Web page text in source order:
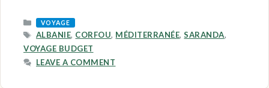
CATEGORIES
VOYAGE
TAGS
ALBANIE, CORFOU, MÉDITERRANÉE,SARANDA,
VOYAGE BUDGET
LEAVE A COMMENT